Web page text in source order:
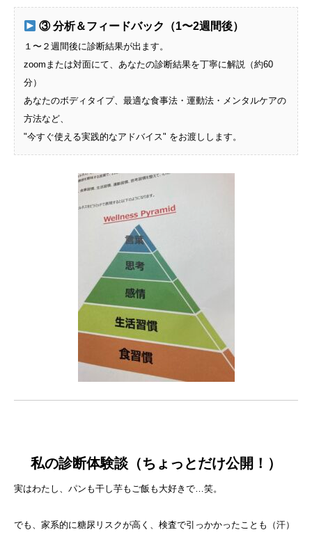
③ 分析＆フィードバック（1〜2週間後）
１〜２週間後に診断結果が出ます。
zoomまたは対面にて、あなたの診断結果を丁寧に解説（約60
分）
あなたのボディタイプ、最適な食事法・運動法・メンタルケアの
方法など、
"今すぐ使える実践的なアドバイス" をお渡しします。
私の診断体験談（ちょっとだけ公開！）
実はわたし、パンも干し芋もご飯も大好きで…笑。
でも、家系的に糖尿リスクが高く、検査で引っかかったことも（汗）